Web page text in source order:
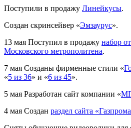
Поступили в продажу Линейкусы.
Создан скринсейвер «Эмзаурус».
13 мая Поступил в продажу набор
Московского метрополитена.
7 мая Созданы фирменные стили «
«5 из 36» и «6 из 45».
5 мая Разработан сайт компании «
4 мая Создан раздел сайта